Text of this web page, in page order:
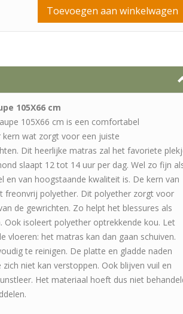
Toevoegen aan winkelwagen
105X66 cm
105X66 cm is een comfortabel
wat zorgt voor een juiste
Dit heerlijke matras zal het favoriete
slaapt 12 tot 14 uur per dag. Wel zo fijn
en van hoogstaande kwaliteit is. De kern van
freonvrij polyether. Dit polyether zorgt voor
de gewrichten. Zo helpt het blessures als
Ook isoleert polyether optrekkende kou. Let
vloeren: het matras kan dan gaan schuiven.
te reinigen. De platte en gladde naden
niet kan verstoppen. Ook blijven vuil en
Het materiaal hoeft dus niet